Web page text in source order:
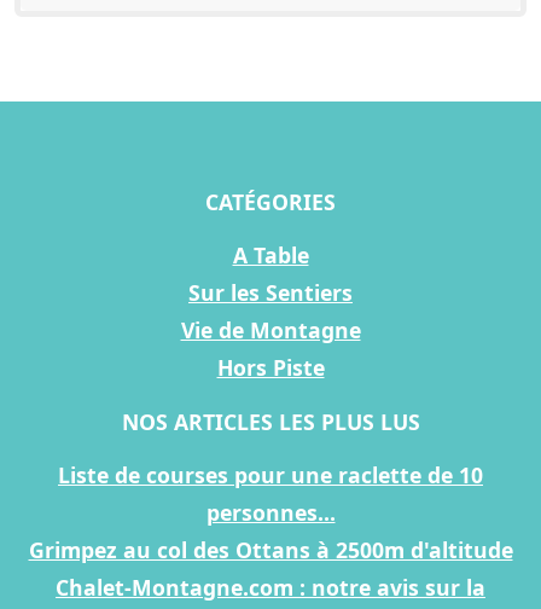
CATÉGORIES
A Table
Sur les Sentiers
Vie de Montagne
Hors Piste
NOS ARTICLES LES PLUS LUS
Liste de courses pour une raclette de 10
personnes...
Grimpez au col des Ottans à 2500m d'altitude
Chalet-Montagne.com : notre avis sur la